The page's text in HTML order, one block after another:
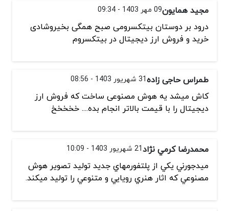
مجید همایون09 مهر 1403 - 09:34
درود بر دوستان بیتکسرومی صبح همگی بخیروشادی
خرید و فروش ارز دیجیتال در بیتکسروم
طمراس حاجی زاده31 شهریور 1403 - 08:56
کاش میشد یه هوش مصنوعی ساخت که فروش ارز
دیجیتال را با قیمت بالاتر انجام بده.... خخخخخ
محمدرضا كرمي نژاد21 شهریور 1403 - 10:09
ميدجورني يكي از پلتفورمهاي جديد توليد تصوير هوش
مصنوعي كه اثار هنري رويايي و متنوعي را توليد ميكند.